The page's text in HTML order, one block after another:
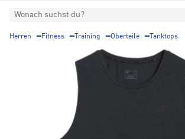
Wonach suchst du?
Herren Fitness Training Oberteile Tanktops